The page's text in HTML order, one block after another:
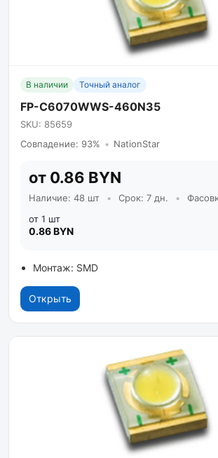
В наличии Точный аналог
FP-C6070WWS-460N35
SKU: 85659
Совпадение: 93% • NationStar
от 0.86 BYN
Наличие: 48 шт • Срок: 7 дн. •
от 1 шт
0.86 BYN
Монтаж: SMD
Открыть